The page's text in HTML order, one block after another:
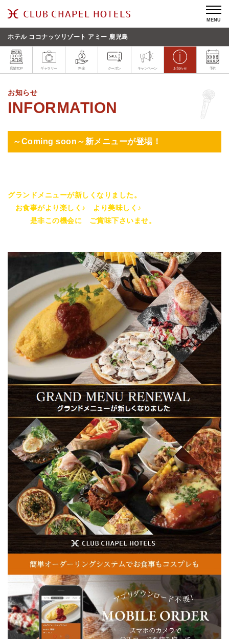
MENU
ホテル ココナッツリゾート アミー 鹿児島
店舗TOP ギャラリー 料金 クーポン キャンペーン お知らせ 予約
お知らせ
～Coming soon～新メニューが登場！
グランドメニューが新しくなりました。
お食事がより楽しく♪ より美味しく♪
是非この機会に ご賞味下さいませ。